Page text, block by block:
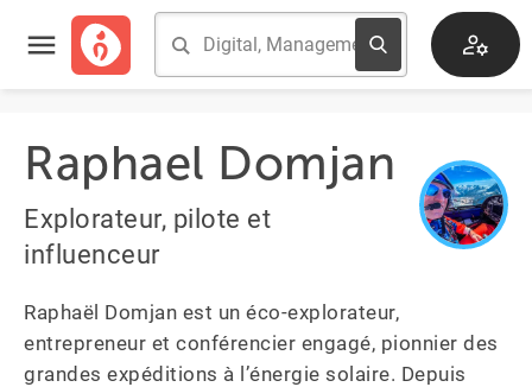
Raphael Domjan
Explorateur, pilote et
influenceur
Raphaël Domjan est un éco-explorateur,
entrepreneur et conférencier engagé, pionnier des
grandes expéditions à l’énergie solaire. Depuis